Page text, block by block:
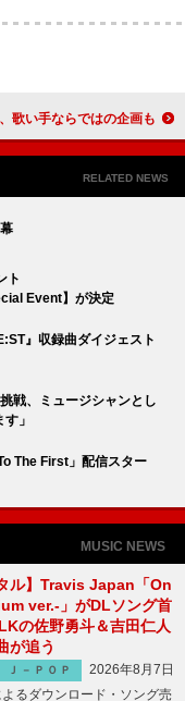
ー5周年記念の生配信、歌い手ならではの企画も
RELATED NEWS
ト
Event】が決定
』収録曲ダイジェスト
戦、ミュージシャンとし
」
The First」配信スター
MUSIC NEWS
ル】Travis Japan「On
ver.-」がDLソング首
の佐野勇斗＆吉田仁人
が追う
Ｊ－ＰＯＰ
2026年8月7日
るダウンロード・ソング売